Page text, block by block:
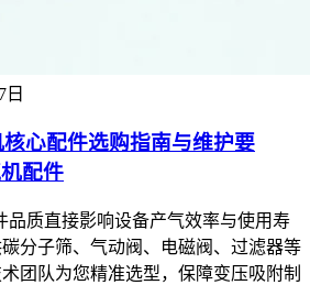
日
心配件选购指南与维护要
配件
品质直接影响设备产气效率与使用寿
分子筛、气动阀、电磁阀、过滤器等
团队为您精准选型，保障变压吸附制